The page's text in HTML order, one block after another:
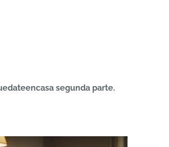
segunda parte.